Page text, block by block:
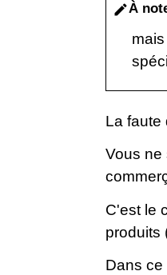
editÀ
La faute
Vous ne
C'est le
produits
Dans